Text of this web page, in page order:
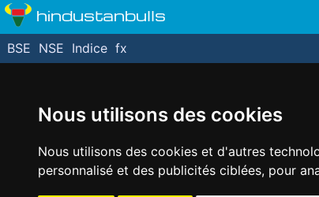
Nous utilisons des cookies
Nous utilisons des cookies et d'autres
personnalisé et des publicités ciblées, pour
hindustanbulls
BSE NSE Indice fx